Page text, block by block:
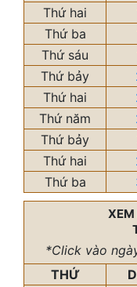
Thứ hai
Thứ ba
Thứ sáu
Thứ bảy
Thứ hai
Thứ năm
Thứ bảy
Thứ hai
Thứ ba
XEM
*Click vào
THỨ